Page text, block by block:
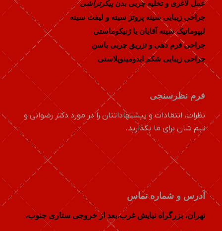
عمل لاغری و تخلیه چربی بدن پیکرتراشی
جراحی زیبایی سینه پروتز سینه و لیفت سینه
لیپوماتیک سینه آقایان یا ژنیکوماستی
جراحی فرم دهی و تزریق چربی باسن
جراحی زیبایی شکم ابدومینوپلاستی
فرم نظرسنجی
نظرات، انتقادات و پیشنهاداتتان را در مورد دکتر رضوانی و
تیم شان برای ما بگذارید.
آدرس و شماره تماس
تهران، بزرگراه نیایش غرب،بعد از خروجی ستاری جنوب،